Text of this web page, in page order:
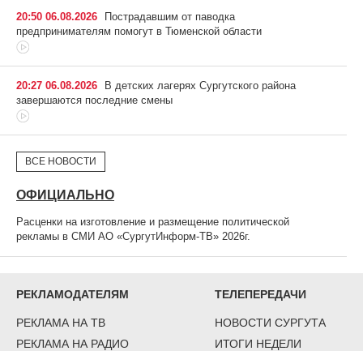
20:50 06.08.2026
Пострадавшим от паводка
предпринимателям помогут в Тюменской области
20:27 06.08.2026
В детских лагерях Сургутского района
завершаются последние смены
ВСЕ НОВОСТИ
ОФИЦИАЛЬНО
Расценки на изготовление и размещение политической
рекламы в СМИ АО «СургутИнформ-ТВ» 2026г.
РЕКЛАМОДАТЕЛЯМ
РЕКЛАМА НА ТВ
РЕКЛАМА НА РАДИО
ТЕЛЕПЕРЕДАЧИ
НОВОСТИ СУРГУТА
ИТОГИ НЕДЕЛИ